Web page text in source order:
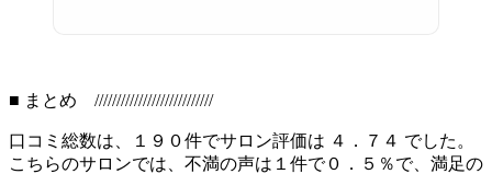
■ まとめ ///////////////////////////
口コミ総数は、１９０件でサロン評価は ４．７４ でした。
こちらのサロンでは、不満の声は１件で０．５％で、満足の